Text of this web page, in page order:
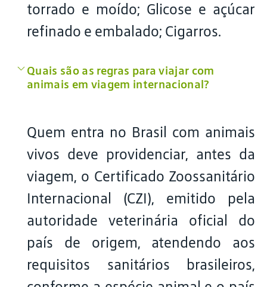
torrado e moído; Glicose e açúcar
refinado e embalado; Cigarros.
Quais são as regras para viajar com
animais em viagem internacional?
Quem entra no Brasil com animais
vivos deve providenciar, antes da
viagem, o Certificado Zoossanitário
Internacional (CZI), emitido pela
autoridade veterinária oficial do
país de origem, atendendo aos
requisitos sanitários brasileiros,